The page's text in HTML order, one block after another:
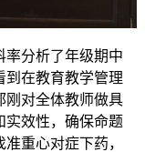
率分析了年级期中
到在教育教学管理
刚对全体教师做具
实效性，确保命题
重心对症下药，